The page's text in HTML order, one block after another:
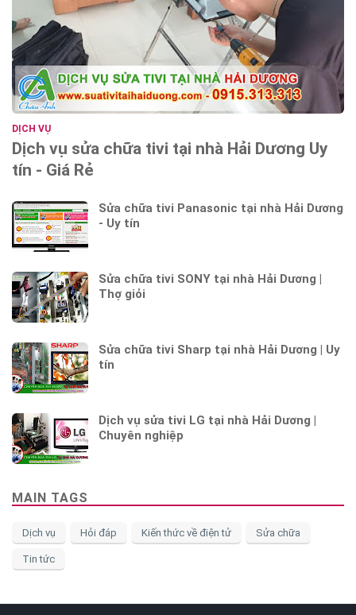
DỊCH VỤ
Dịch vụ sửa chữa tivi tại nhà Hải Dương Uy
tín - Giá Rẻ
Sửa chữa tivi Panasonic tại nhà Hải Dương
- Uy tín
Sửa chữa tivi SONY tại nhà Hải Dương |
Thợ giỏi
Sửa chữa tivi Sharp tại nhà Hải Dương | Uy
tín
Dịch vụ sửa tivi LG tại nhà Hải Dương |
Chuyên nghiệp
MAIN TAGS
Dịch vụ Hỏi đáp Kiến thức về điện tử Sửa chữa
Tin tức